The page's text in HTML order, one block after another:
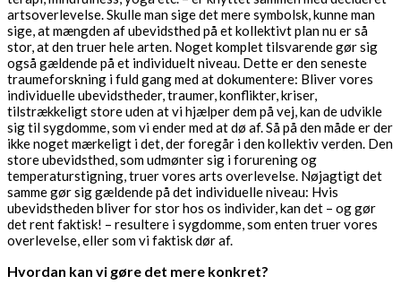
artsoverlevelse. Skulle man sige det mere symbolsk, kunne man
sige, at mængden af ubevidsthed på et kollektivt plan nu er så
stor, at den truer hele arten. Noget komplet tilsvarende gør sig
også gældende på et individuelt niveau. Dette er den seneste
traumeforskning i fuld gang med at dokumentere: Bliver vores
individuelle ubevidstheder, traumer, konflikter, kriser,
tilstrækkeligt store uden at vi hjælper dem på vej, kan de udvikle
sig til sygdomme, som vi ender med at dø af. Så på den måde er der
ikke noget mærkeligt i det, der foregår i den kollektiv verden. Den
store ubevidsthed, som udmønter sig i forurening og
temperaturstigning, truer vores arts overlevelse. Nøjagtigt det
samme gør sig gældende på det individuelle niveau: Hvis
ubevidstheden bliver for stor hos os individer, kan det – og gør
det rent faktisk! – resultere i sygdomme, som enten truer vores
overlevelse, eller som vi faktisk dør af.
Hvordan kan vi gøre det mere konkret?